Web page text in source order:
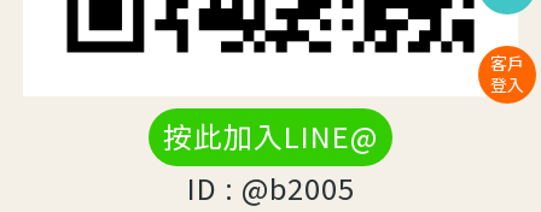
客戶
登入
按此加入LINE@
ID : @b2005